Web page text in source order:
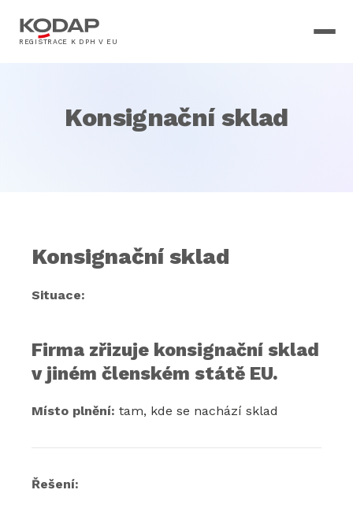
REGISTRACE K DPH V EU
Konsignační sklad
Konsignační sklad
Situace:
Firma zřizuje konsignační sklad
v jiném členském státě EU.
Místo plnění: tam, kde se nachází sklad
Řešení: